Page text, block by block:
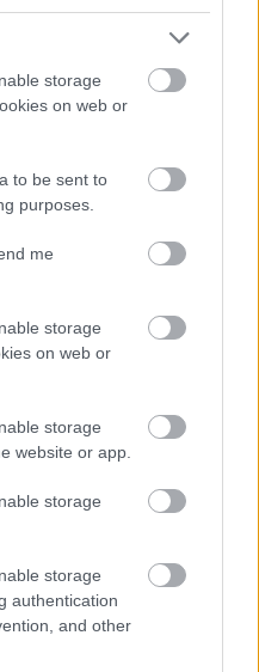
storage
on web or
to be sent to
purposes.
me
storage
on web or
storage
website or app.
storage
storage
authentication
and other
08-15 18:00